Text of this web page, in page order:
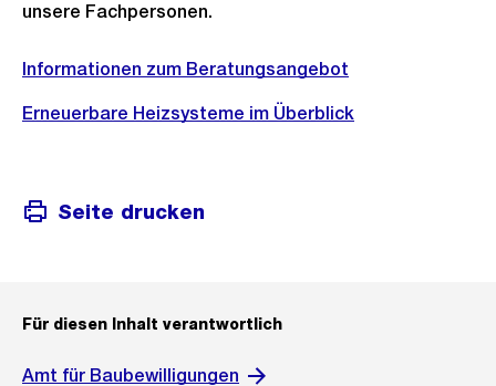
unsere Fachpersonen.
Informationen zum Beratungsangebot
Erneuerbare Heizsysteme im Überblick
Seite drucken
Für diesen Inhalt verantwortlich
Amt für Baubewilligungen